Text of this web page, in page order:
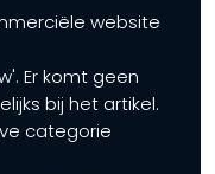
website
Er komt geen
bij het artikel.
categorie